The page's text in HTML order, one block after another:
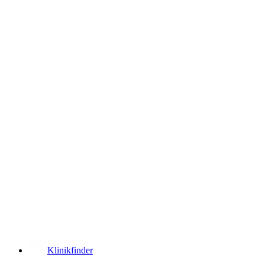
Klinikfinder